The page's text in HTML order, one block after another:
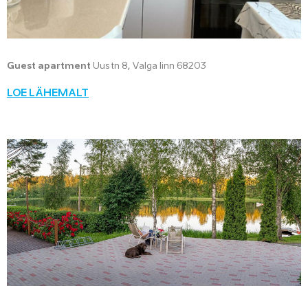
Guest apartment Uus tn 8, Valga linn 68203
LOE LÄHEMALT